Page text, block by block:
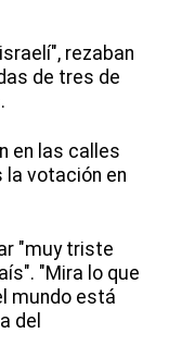
israelí", rezaban
de tres de
en las calles
la votación en
"muy triste
"Mira lo que
mundo está
del